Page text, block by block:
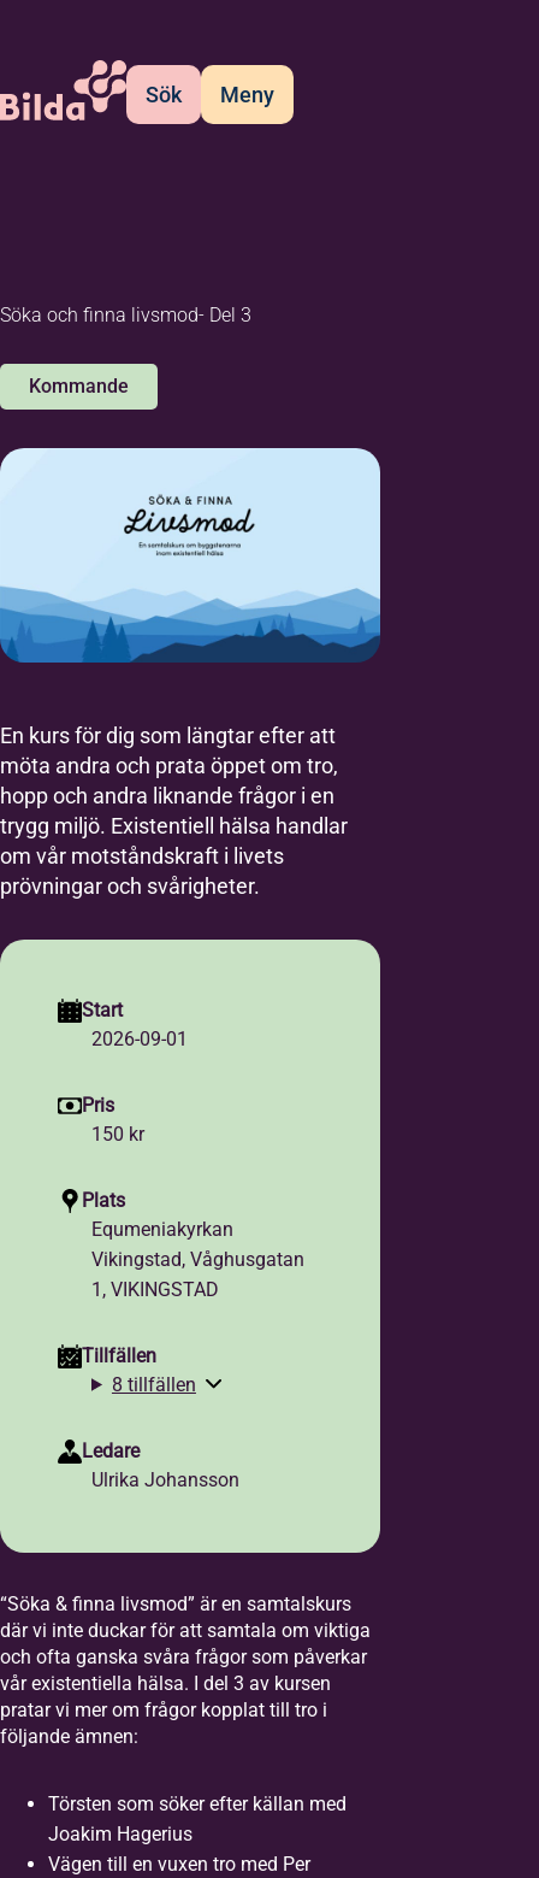
Sök Meny
Söka och finna livsmod- Del 3
Kommande
En kurs för dig som längtar efter att
möta andra och prata öppet om tro,
hopp och andra liknande frågor i en
trygg miljö. Existentiell hälsa handlar
om vår motståndskraft i livets
prövningar och svårigheter.
Start
2026-09-01
Pris
150 kr
Plats
Equmeniakyrkan
Vikingstad, Våghusgatan
1, VIKINGSTAD
Tillfällen
8 tillfällen
Ledare
Ulrika Johansson
“Söka & finna livsmod” är en samtalskurs
där vi inte duckar för att samtala om viktiga
och ofta ganska svåra frågor som påverkar
vår existentiella hälsa. I del 3 av kursen
pratar vi mer om frågor kopplat till tro i
följande ämnen:
Törsten som söker efter källan med
Joakim Hagerius
Vägen till en vuxen tro med Per